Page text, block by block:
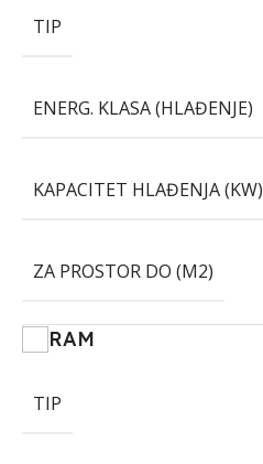
TIP
ENERG. KLASA (HLAĐENJE)
KAPACITET HLAĐENJA (KW)
ZA PROSTOR DO (M2)
RAM
TIP